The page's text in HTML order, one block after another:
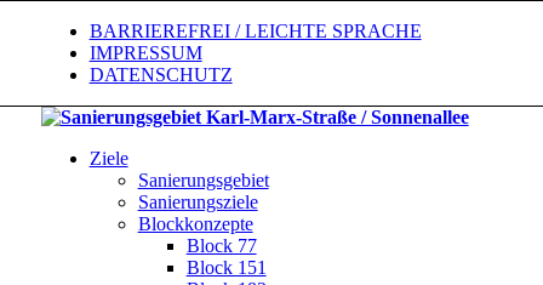
BARRIEREFREI / LEICHTE SPRACHE
IMPRESSUM
DATENSCHUTZ
Ziele
Sanierungsgebiet
Sanierungsziele
Blockkonzepte
Block 77
Block 151